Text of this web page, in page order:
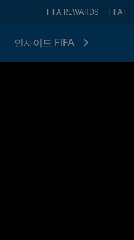
FIFA REWARDS FIFA+
인사이드 FIFA